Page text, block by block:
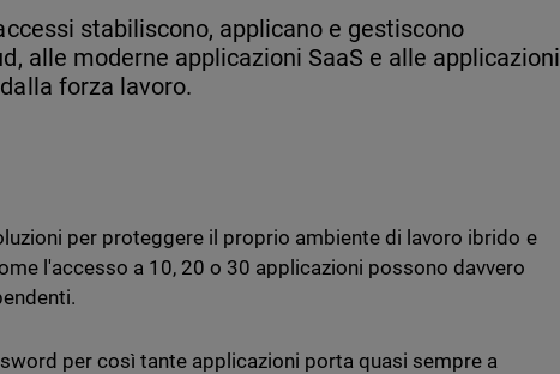
stabiliscono, applicano e gestiscono
alle moderne applicazioni SaaS e alle applicazioni
forza lavoro.
per proteggere il proprio ambiente di lavoro ibrido e
l'accesso a 10, 20 o 30 applicazioni possono davvero
per così tante applicazioni porta quasi sempre a